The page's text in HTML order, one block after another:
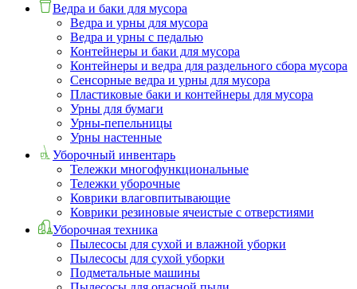
Ведра и баки для мусора
Ведра и урны для мусора
Ведра и урны с педалью
Контейнеры и баки для мусора
Контейнеры и ведра для раздельного сбора мусора
Сенсорные ведра и урны для мусора
Пластиковые баки и контейнеры для мусора
Урны для бумаги
Урны-пепельницы
Урны настенные
Уборочный инвентарь
Тележки многофункциональные
Тележки уборочные
Коврики влаговпитывающие
Коврики резиновые ячеистые с отверстиями
Уборочная техника
Пылесосы для сухой и влажной уборки
Пылесосы для сухой уборки
Подметальные машины